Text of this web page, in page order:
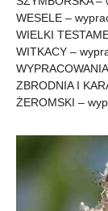
WESELE –
WIELKI
WITKACY –
ZBRODNIA I
ŻEROMSKI –